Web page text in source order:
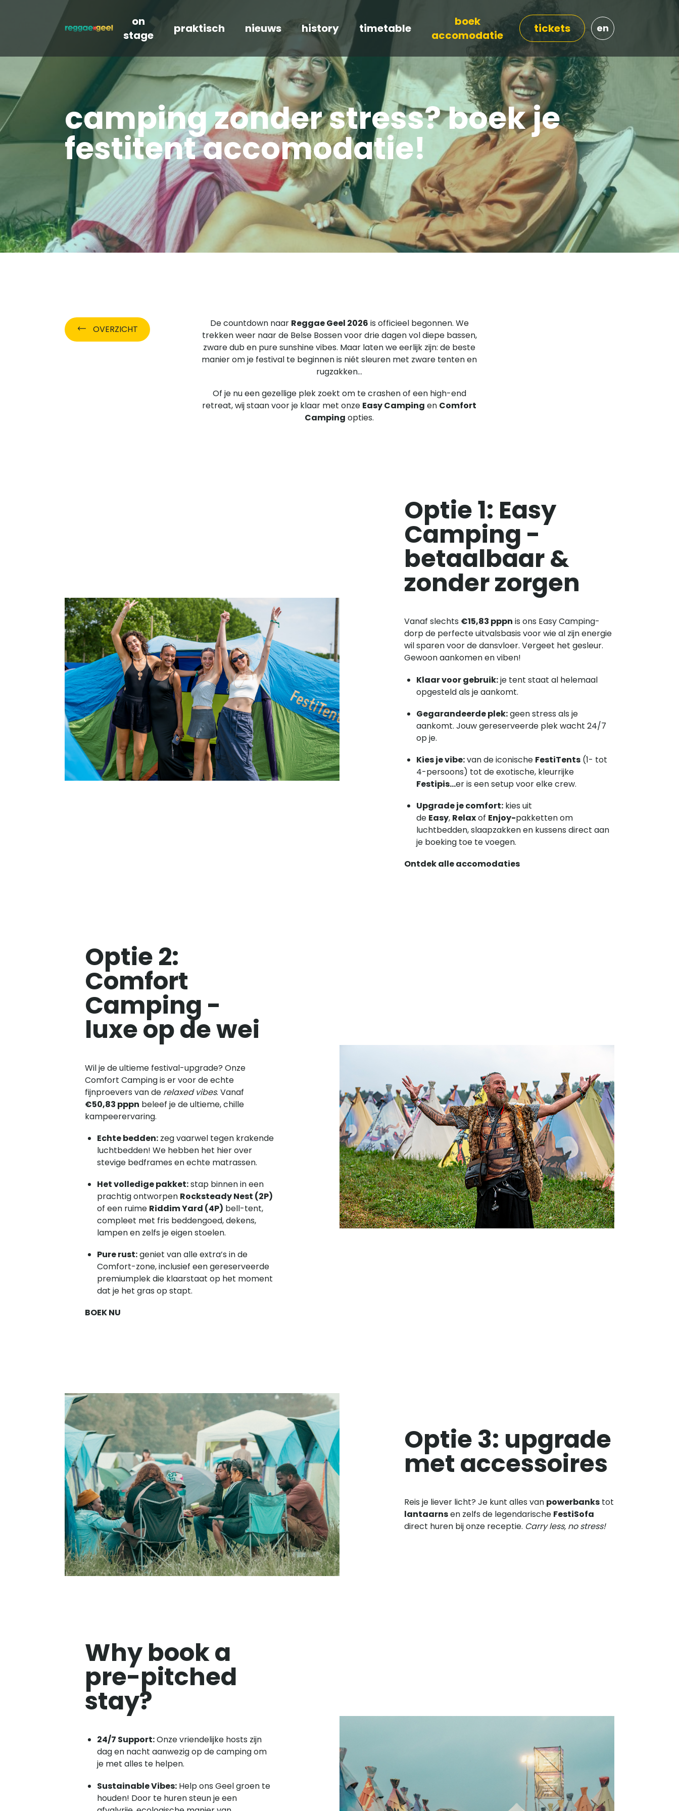
on
stage
praktisch nieuws history timetable
boek
accomodatie
tickets en
camping zonder stress? boek je
festitent accomodatie!
OVERZICHT
De countdown naar Reggae Geel 2026 is officieel begonnen. We
trekken weer naar de Belse Bossen voor drie dagen vol diepe bassen,
zware dub en pure sunshine vibes. Maar laten we eerlijk zijn: de beste
manier om je festival te beginnen is niét sleuren met zware tenten en
rugzakken…
Of je nu een gezellige plek zoekt om te crashen of een high-end
retreat, wij staan voor je klaar met onze Easy Camping en Comfort
Camping opties.
Optie 1: Easy
Camping -
betaalbaar &
zonder zorgen
Vanaf slechts €15,83 pppn is ons Easy Camping-
dorp de perfecte uitvalsbasis voor wie al zijn energie
wil sparen voor de dansvloer. Vergeet het gesleur.
Gewoon aankomen en viben!
Klaar voor gebruik:je tent staat al helemaal
opgesteld als je aankomt.
Gegarandeerde plek:geen stress als je
aankomt. Jouw gereserveerde plek wacht 24/7
op je.
Kies je vibe:van de iconische FestiTents (1- tot
4-persoons) tot de exotische, kleurrijke
Festipis…er is een setup voor elke crew.
Upgrade je comfort: kies uit
de Easy, Relaxof Enjoy-pakketten om
luchtbedden, slaapzakken en kussens direct aan
je boeking toe te voegen.
Ontdek alle accomodaties
Optie 2:
Comfort
Camping -
luxe op de wei
Wil je de ultieme festival-upgrade? Onze
Comfort Camping is er voor de echte
fijnproevers van de relaxed vibes. Vanaf
€50,83 pppn beleef je de ultieme, chille
kampeerervaring.
Echte bedden: zeg vaarwel tegen krakende
luchtbedden! We hebben het hier over
stevige bedframes en echte matrassen.
Het volledige pakket:stap binnen in een
prachtig ontworpen Rocksteady Nest (2P)
of een ruime Riddim Yard (4P) bell-tent,
compleet met fris beddengoed, dekens,
lampen en zelfs je eigen stoelen.
Pure rust:geniet van alle extra’s in de
Comfort-zone, inclusief een gereserveerde
premiumplek die klaarstaat op het moment
dat je het gras op stapt.
BOEK NU
Optie 3: upgrade
met accessoires
Reis je liever licht? Je kunt alles van powerbanks tot
lantaarnsen zelfs de legendarische FestiSofa
direct huren bij onze receptie. Carry less, no stress!
Why book a
pre-pitched
stay?
24/7 Support:Onze vriendelijke hosts zijn
dag en nacht aanwezig op de camping om
je met alles te helpen.
Sustainable Vibes: Help ons Geel groen te
houden! Door te huren steun je een